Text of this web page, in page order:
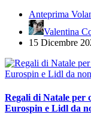
Anteprima
Valentina
15 Dicembre
Regali di Natale per
Eurospin e Lidl da